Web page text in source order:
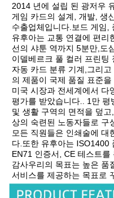
2014 년에 설립 된 광저우
게임 카드의 설계, 개발, 생
수출업체입니다.보드 게임,
유후아는 교통 연결에 편리
선의 샤툰 역까지 5분만,도
이델베르크 풀 컬러 프린팅
자동 카드 분류 기계,그리
의 제품이 국제 품질 표준
미국 시장과 전세계에서 다
평가를 받았습니다.. 1만 평
및 생활 구역의 면적을 덮
상의 숙련된 노동자들로 구
모든 직원들은 인쇄술에 대
다.또한 유후아는 ISO1400
EN71 인증서, CE 테스트
감사우리의 목표는 높은 품
서비스를 제공하는 목표로